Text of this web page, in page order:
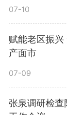
全市有
雷雨时
07-10
赋能老区振兴
产面市
07-09
张泉调研检